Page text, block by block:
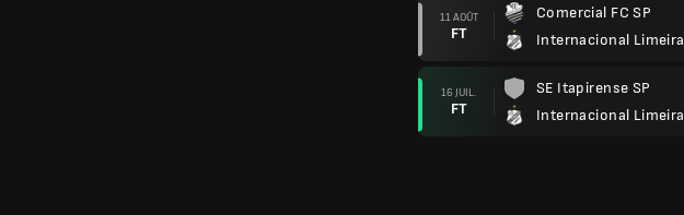
11 AOÛT
FT
Comercial FC SP
Internacional Limeira
16 JUIL.
FT
SE Itapirense SP
Internacional Limeira